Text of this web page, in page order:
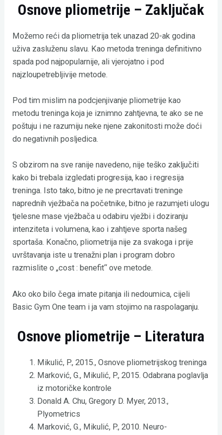
Osnove pliometrije – Zaključak
Možemo reći da pliometrija tek unazad 20-ak godina
uživa zasluženu slavu. Kao metoda treninga definitivno
spada pod najpopularnije, ali vjerojatno i pod
najzloupetrebljivije metode.
Pod tim mislim na podcjenjivanje pliometrije kao
metodu treninga koja je iznimno zahtjevna, te ako se ne
poštuju i ne razumiju neke njene zakonitosti može doći
do negativnih posljedica.
S obzirom na sve ranije navedeno, nije teško zaključiti
kako bi trebala izgledati progresija, kao i regresija
treninga. Isto tako, bitno je ne precrtavati treninge
naprednih vježbača na početnike, bitno je razumjeti ulogu
tjelesne mase vježbača u odabiru vježbi i doziranju
intenziteta i volumena, kao i zahtjeve sporta našeg
sportaša. Konačno, pliometrija nije za svakoga i prije
uvrštavanja iste u trenažni plan i program dobro
razmislite o „cost : benefit“ ove metode.
Ako oko bilo čega imate pitanja ili nedoumica, cijeli
Basic Gym One team i ja vam stojimo na raspolaganju.
Osnove pliometrije – Literatura
Mikulić, P., 2015., Osnove pliometrijskog treninga
Marković, G., Mikulić, P., 2015. Odabrana poglavlja
iz motoričke kontrole
Donald A. Chu, Gregory D. Myer, 2013.,
Plyometrics
Marković, G., Mikulić, P., 2010. Neuro-